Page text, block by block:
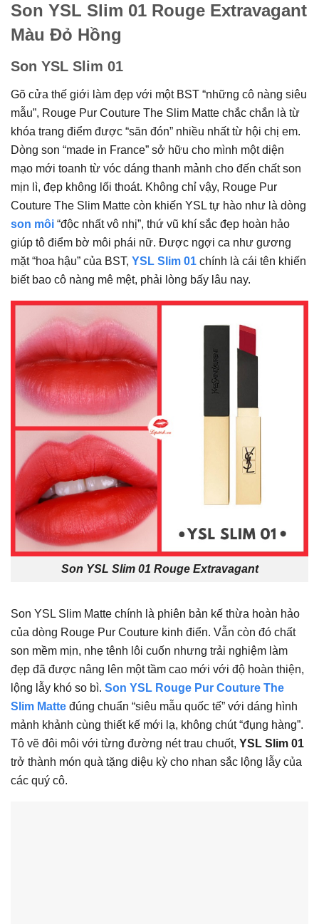
Son YSL Slim 01 Rouge Extravagant
Màu Đỏ Hồng
Son YSL Slim 01
Gõ cửa thế giới làm đẹp với một BST “những cô nàng siêu
mẫu”, Rouge Pur Couture The Slim Matte chắc chắn là từ
khóa trang điểm được “săn đón” nhiều nhất từ hội chị em.
Dòng son “made in France” sở hữu cho mình một diện
mạo mới toanh từ vóc dáng thanh mảnh cho đến chất son
mịn lì, đẹp không lối thoát. Không chỉ vậy, Rouge Pur
Couture The Slim Matte còn khiến YSL tự hào như là dòng
son môi “độc nhất vô nhị”, thứ vũ khí sắc đẹp hoàn hảo
giúp tô điểm bờ môi phái nữ. Được ngợi ca như gương
mặt “hoa hậu” của BST, YSL Slim 01 chính là cái tên khiến
biết bao cô nàng mê mệt, phải lòng bấy lâu nay.
Son YSL Slim 01 Rouge Extravagant
Son YSL Slim Matte chính là phiên bản kế thừa hoàn hảo
của dòng Rouge Pur Couture kinh điển. Vẫn còn đó chất
son mềm mịn, nhẹ tênh lôi cuốn nhưng trải nghiệm làm
đẹp đã được nâng lên một tầm cao mới với độ hoàn thiện,
lộng lẫy khó so bì. Son YSL Rouge Pur Couture The
Slim Matte đúng chuẩn “siêu mẫu quốc tế” với dáng hình
mảnh khảnh cùng thiết kế mới lạ, không chút “đụng hàng”.
Tô vẽ đôi môi với từng đường nét trau chuốt, YSL Slim 01
trở thành món quà tặng diệu kỳ cho nhan sắc lộng lẫy của
các quý cô.